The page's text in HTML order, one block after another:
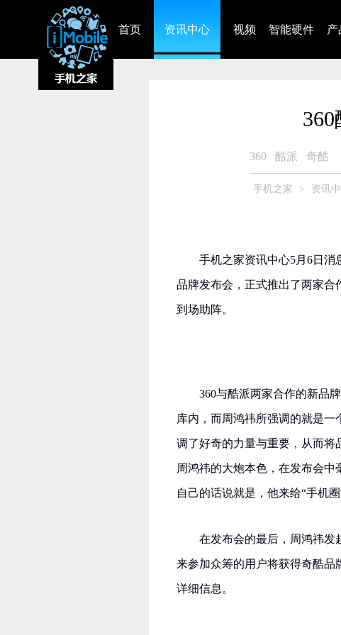
首页 资讯中心 视频 智能硬件 产
360 酷派 奇酷
手机之家 > 资讯
手机之家资讯中心5月6日消
品牌发布会，正式推出了两家合
到场助阵。
360与酷派两家合作的新品
库内，而周鸿祎所强调的就是一
调了好奇的力量与重要，从而将
周鸿祎的大炮本色，在发布会
自己的话说就是，他来给“手机圈
在发布会的最后，周鸿祎发
来参加众筹的用户将获得奇酷品
详细信息。